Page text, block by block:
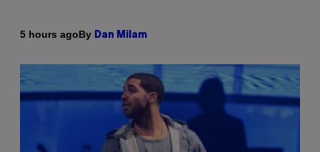
5 hours agoBy Dan Milam